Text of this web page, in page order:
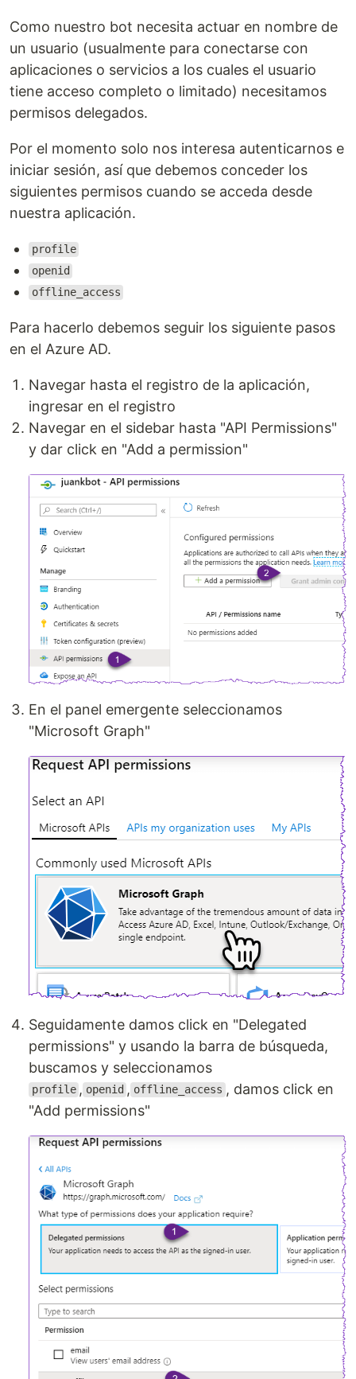
Como nuestro bot necesita actuar en nombre de
un usuario (usualmente para conectarse con
aplicaciones o servicios a los cuales el usuario
tiene acceso completo o limitado) necesitamos
permisos delegados.
Por el momento solo nos interesa autenticarnos e
iniciar sesión, así que debemos conceder los
siguientes permisos cuando se acceda desde
nuestra aplicación.
profile
openid
offline_access
Para hacerlo debemos seguir los siguiente pasos
en el Azure AD.
Navegar hasta el registro de la aplicación,
ingresar en el registro
Navegar en el sidebar hasta "API Permissions"
y dar click en "Add a permission"
En el panel emergente seleccionamos
"Microsoft Graph"
Seguidamente damos click en "Delegated
permissions" y usando la barra de búsqueda,
buscamos y seleccionamos
profile , openid , offline_access , damos click en
"Add permissions"